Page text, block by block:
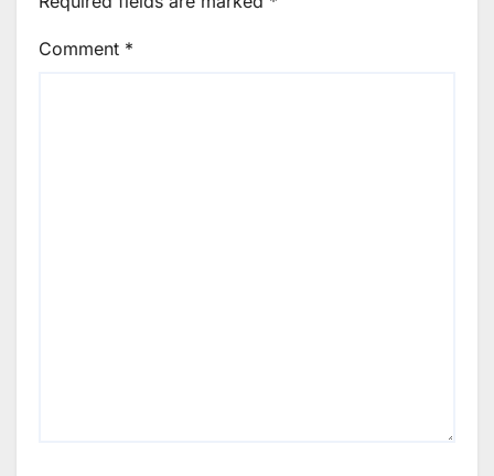
Comment *